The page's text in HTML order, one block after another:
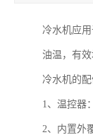
冷水机应
油温，有
冷水机的配
1、温控器
2、内置外